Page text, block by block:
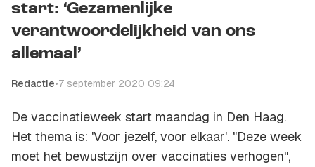
start: ‘Gezamenlijke
verantwoordelijkheid van ons
allemaal’
Redactie•7 september 2020 09:24
De vaccinatieweek start maandag in Den Haag.
Het thema is: 'Voor jezelf, voor elkaar'. "Deze week
moet het bewustzijn over vaccinaties verhogen",